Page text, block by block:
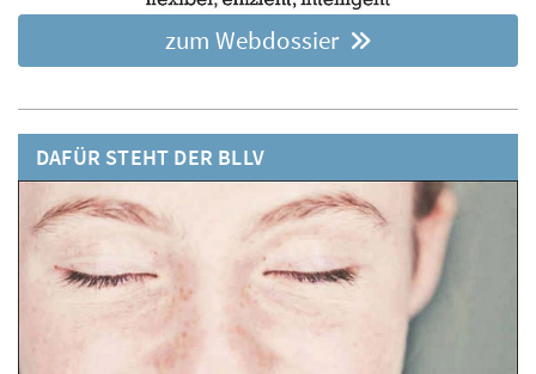
zum Webdossier
DAFÜR STEHT DER BLLV